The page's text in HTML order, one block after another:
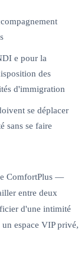
e pour la
des
d'immigration
se déplacer
sans se faire
ComfortPlus —
entre deux
d'une intimité
espace VIP privé,